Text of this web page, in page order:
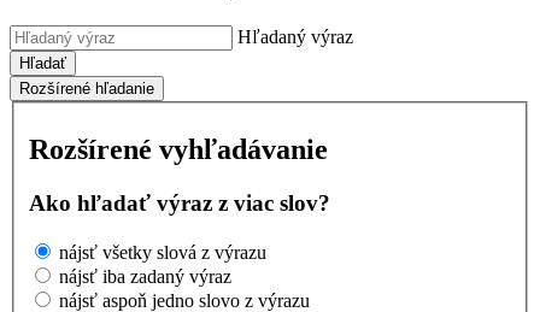
Hľadaný výraz
Hľadať
Rozšírené hľadanie
Rozšírené vyhľadávanie
Ako hľadať výraz z viac slov?
nájsť všetky slová z výrazu
nájsť iba zadaný výraz
nájsť aspoň jedno slovo z výrazu